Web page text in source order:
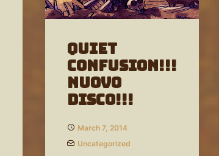
QUIET
CONFUSION!!!
Nuovo
disco!!!
March 7, 2014
Uncategorized